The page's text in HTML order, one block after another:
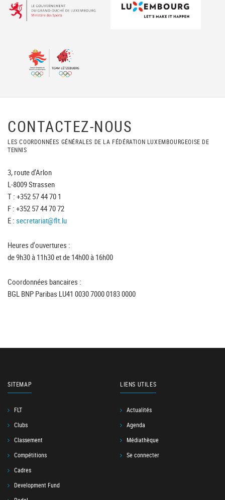
CONTACTEZ-NOUS
LES COORDONNÉES GÉNÉRALES DE LA FÉDÉRATION LUXEMBOURGEOISE DE
TENNIS
3, route d'Arlon
L-8009 Strassen
T : +352 57 44 70 1
F : +352 57 44 70 72
E : secretariat@flt.lu
Heures d'ouvertures :
de 9h30 à 11h30 et de 14h00 à 16h00
Coordonnées bancaires :
BGL BNP Paribas LU41 0030 7000 0183 0000
SITEMAP
FLT
Clubs
Classement
Compétitions
Cadres
Development Fund
LIENS UTILES
Actualités
Agenda
Médiathèque
Se connecter